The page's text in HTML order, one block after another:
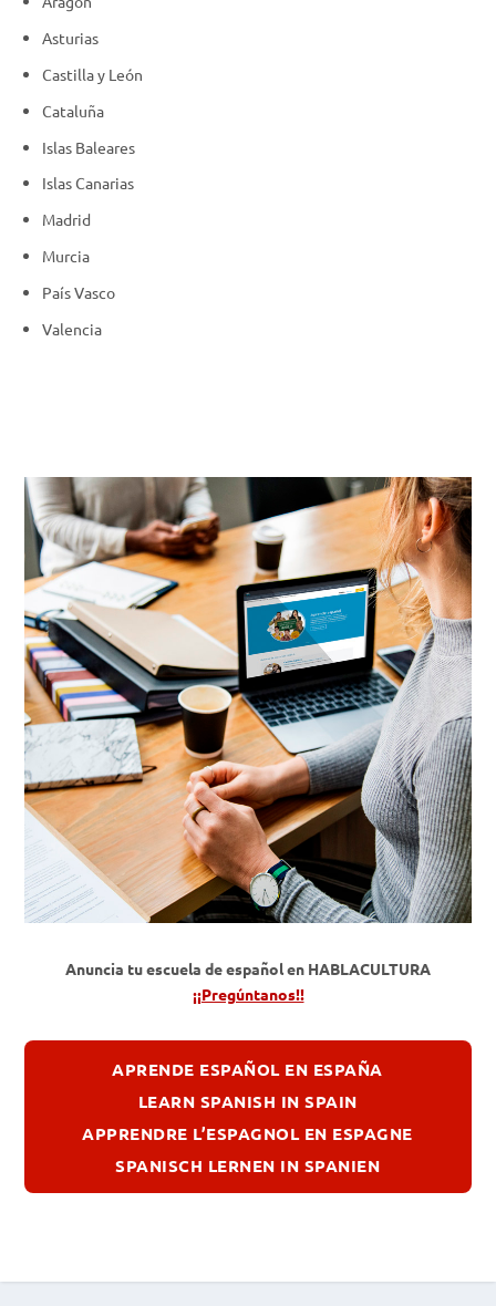
Asturias
Castilla y León
Cataluña
Islas Baleares
Islas Canarias
Madrid
Murcia
País Vasco
Valencia
Anuncia tu escuela de español en HABLACULTURA
¡¡Pregúntanos!!
APRENDE ESPAÑOL EN ESPAÑA
LEARN SPANISH IN SPAIN
APPRENDRE L’ESPAGNOL EN ESPAGNE
SPANISCH LERNEN IN SPANIEN